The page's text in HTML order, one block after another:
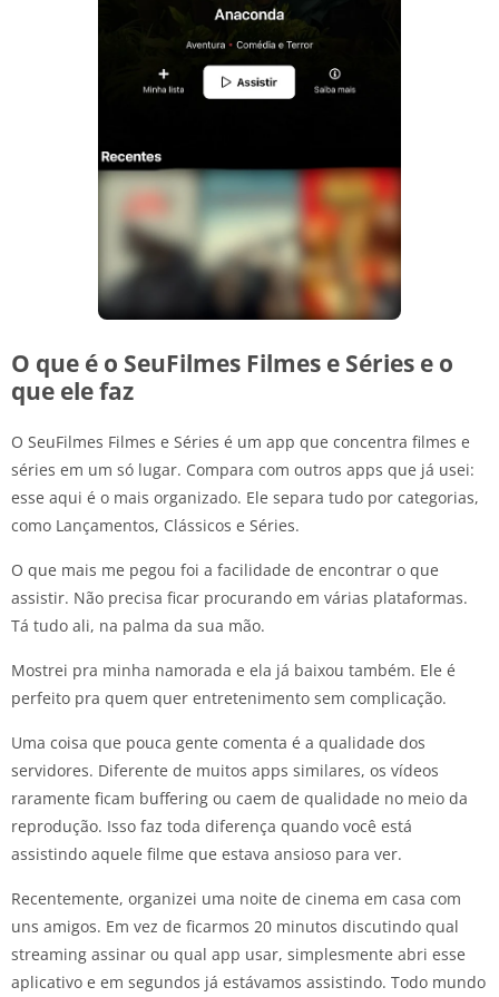
O que é o SeuFilmes Filmes e Séries e o
que ele faz
O SeuFilmes Filmes e Séries é um app que concentra filmes e
séries em um só lugar. Compara com outros apps que já usei:
esse aqui é o mais organizado. Ele separa tudo por categorias,
como Lançamentos, Clássicos e Séries.
O que mais me pegou foi a facilidade de encontrar o que
assistir. Não precisa ficar procurando em várias plataformas.
Tá tudo ali, na palma da sua mão.
Mostrei pra minha namorada e ela já baixou também. Ele é
perfeito pra quem quer entretenimento sem complicação.
Uma coisa que pouca gente comenta é a qualidade dos
servidores. Diferente de muitos apps similares, os vídeos
raramente ficam buffering ou caem de qualidade no meio da
reprodução. Isso faz toda diferença quando você está
assistindo aquele filme que estava ansioso para ver.
Recentemente, organizei uma noite de cinema em casa com
uns amigos. Em vez de ficarmos 20 minutos discutindo qual
streaming assinar ou qual app usar, simplesmente abri esse
aplicativo e em segundos já estávamos assistindo. Todo mundo